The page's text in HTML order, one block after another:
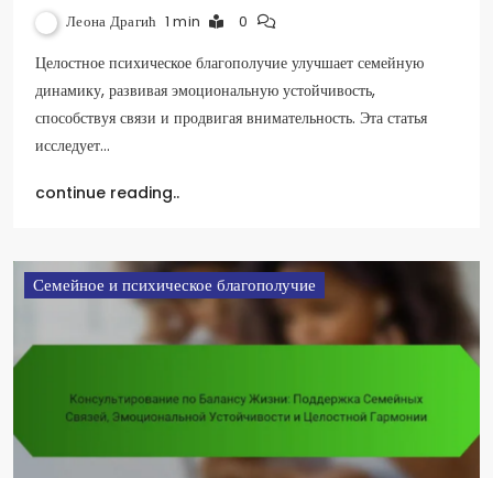
Леона Драгић 1 min 0
Целостное психическое благополучие улучшает семейную
динамику, развивая эмоциональную устойчивость,
способствуя связи и продвигая внимательность. Эта статья
исследует…
continue reading..
Семейное и психическое благополучие